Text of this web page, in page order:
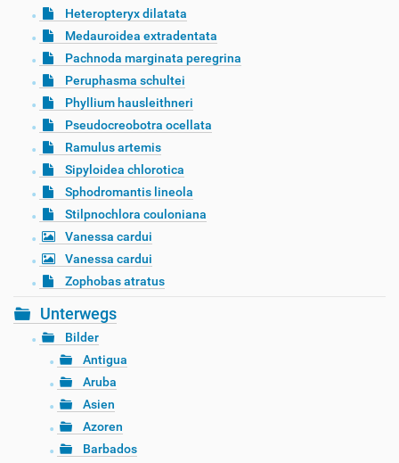
Heteropteryx dilatata
Medauroidea extradentata
Pachnoda marginata peregrina
Peruphasma schultei
Phyllium hausleithneri
Pseudocreobotra ocellata
Ramulus artemis
Sipyloidea chlorotica
Sphodromantis lineola
Stilpnochlora couloniana
Vanessa cardui
Vanessa cardui
Zophobas atratus
Unterwegs
Bilder
Antigua
Aruba
Asien
Azoren
Barbados